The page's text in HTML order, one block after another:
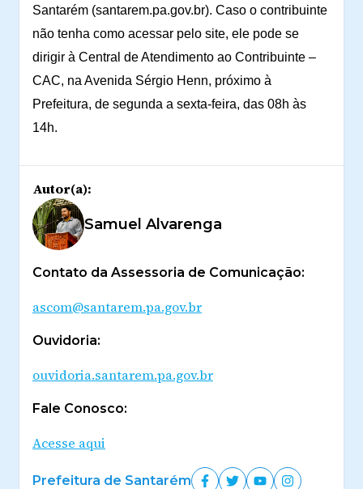
Santarém (santarem.pa.gov.br). Caso o contribuinte
não tenha como acessar pelo site, ele pode se
dirigir à Central de Atendimento ao Contribuinte –
CAC, na Avenida Sérgio Henn, próximo à
Prefeitura, de segunda a sexta-feira, das 08h às
14h.
Autor(a):
Samuel Alvarenga
Contato da Assessoria de Comunicação:
ascom@santarem.pa.gov.br
Ouvidoria:
ouvidoria.santarem.pa.gov.br
Fale Conosco:
Acesse aqui
Prefeitura de Santarém